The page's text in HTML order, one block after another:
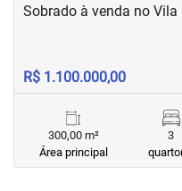
Sobrado à venda no
R$ 1.100.000,00
300,00 m²
Área principal
3